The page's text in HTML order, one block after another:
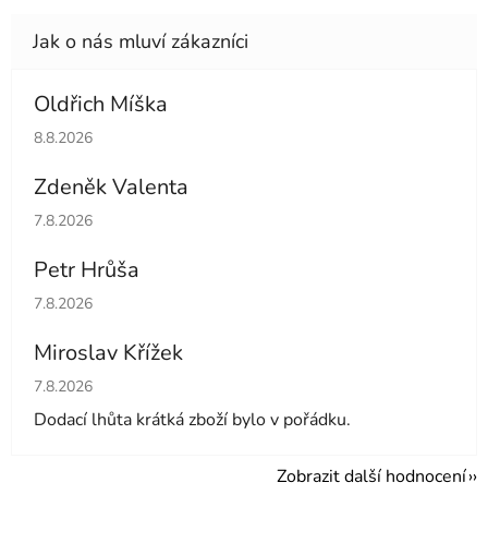
Oldřich Míška
Hodnocení obchodu je 5 z 5 hvězdiček.
8.8.2026
Zdeněk Valenta
Hodnocení obchodu je 5 z 5 hvězdiček.
7.8.2026
Petr Hrůša
Hodnocení obchodu je 5 z 5 hvězdiček.
7.8.2026
Miroslav Křížek
Hodnocení obchodu je 5 z 5 hvězdiček.
7.8.2026
Dodací lhůta krátká zboží bylo v pořádku.
Zobrazit další hodnocení